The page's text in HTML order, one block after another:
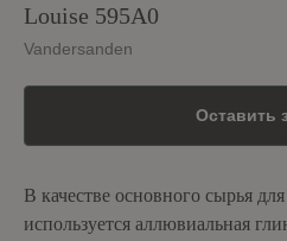
Louise 595A0
Vandersanden
Оставить
В качестве основного сырья
используется аллювиальная